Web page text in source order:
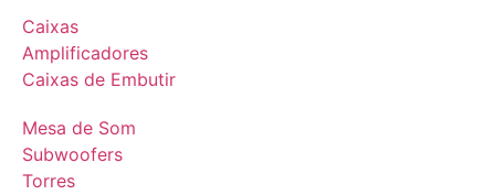
Caixas
Amplificadores
Caixas de Embutir
Mesa de Som
Subwoofers
Torres